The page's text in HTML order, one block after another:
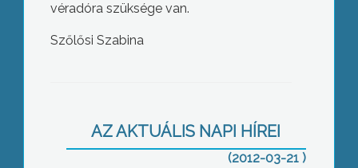
véradóra szüksége van.
Szőlősi Szabina
AZ AKTUÁLIS NAPI HÍREI
(2012-03-21 )
aki tegnap délelőtt fél tízkor tűnt el a
munkahelyéről, a hatvani